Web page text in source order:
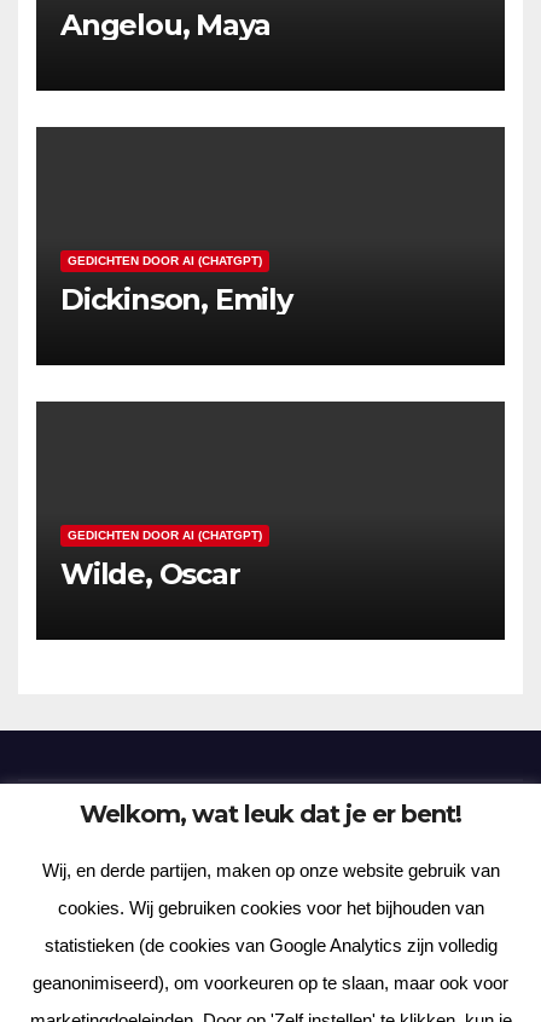
Angelou, Maya
GEDICHTEN DOOR AI (CHATGPT)
Dickinson, Emily
GEDICHTEN DOOR AI (CHATGPT)
Wilde, Oscar
Frenzy Plantation
Korte verhalen, kortere gedichten, lange gedachten
Welkom, wat leuk dat je er bent!
Wij, en derde partijen, maken op onze website gebruik van
cookies. Wij gebruiken cookies voor het bijhouden van
statistieken (de cookies van Google Analytics zijn volledig
geanonimiseerd), om voorkeuren op te slaan, maar ook voor